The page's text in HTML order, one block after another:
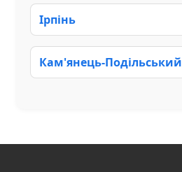
Ірпінь
Кам'янець-Подільський